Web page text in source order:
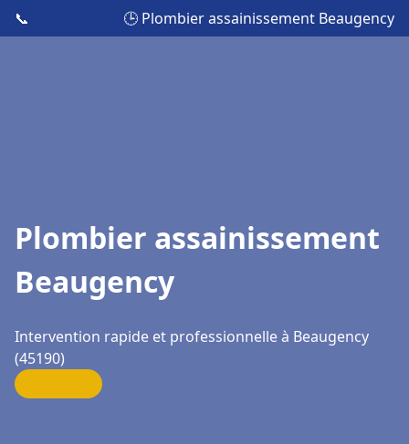
📞 🕒 Plombier assainissement Beaugency
Plombier assainissement
Beaugency
Intervention rapide et professionnelle à Beaugency
(45190)